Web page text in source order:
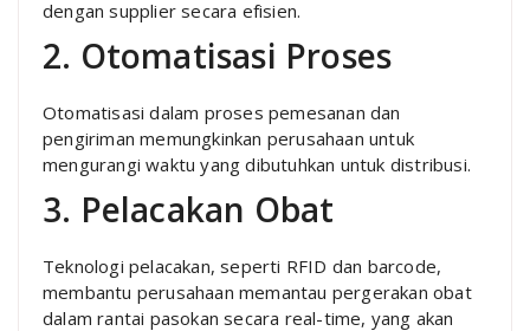
dengan supplier secara efisien.
2. Otomatisasi Proses
Otomatisasi dalam proses pemesanan dan
pengiriman memungkinkan perusahaan untuk
mengurangi waktu yang dibutuhkan untuk distribusi.
3. Pelacakan Obat
Teknologi pelacakan, seperti RFID dan barcode,
membantu perusahaan memantau pergerakan obat
dalam rantai pasokan secara real-time, yang akan